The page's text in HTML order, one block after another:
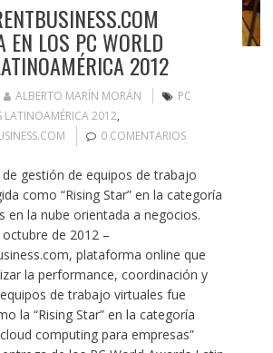
EN LOS PC WORLD
2012
ALBERTO MARÍN MORÁN
PC
LATINOAMÉRICA 2012,
0 COMENTARIOS
gestión de equipos de trabajo
como “Rising Star” en la categoría
en la nube orientada a negocios.
de 2012 –
plataforma online que
la performance, coordinación y
de trabajo virtuales fue
la “Rising Star” en la categoría
computing para empresas”